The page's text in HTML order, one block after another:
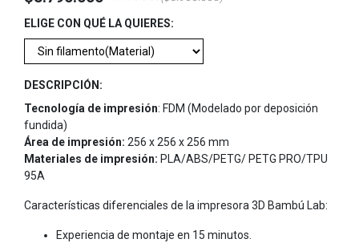
ELIGE CON QUÉ LA QUIERES:
DESCRIPCIÓN:
Tecnología de impresión: FDM (Modelado por deposición
fundida)
Área de impresión: 256 x 256 x 256 mm
Materiales de impresión: PLA/ABS/PETG/ PETG PRO/TPU
95A
Características diferenciales de la impresora 3D Bambú Lab:
Experiencia de montaje en 15 minutos.